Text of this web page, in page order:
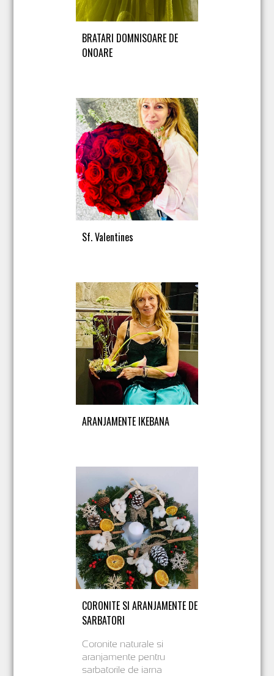
BRATARI DOMNISOARE DE
ONOARE
Sf. Valentines
ARANJAMENTE IKEBANA
CORONITE SI ARANJAMENTE DE
SARBATORI
Coronite naturale si
aranjamente pentru
sarbatorile de iarna